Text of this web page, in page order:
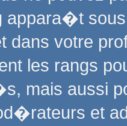
appara�t
dans votre
les rangs
mais aussi
et